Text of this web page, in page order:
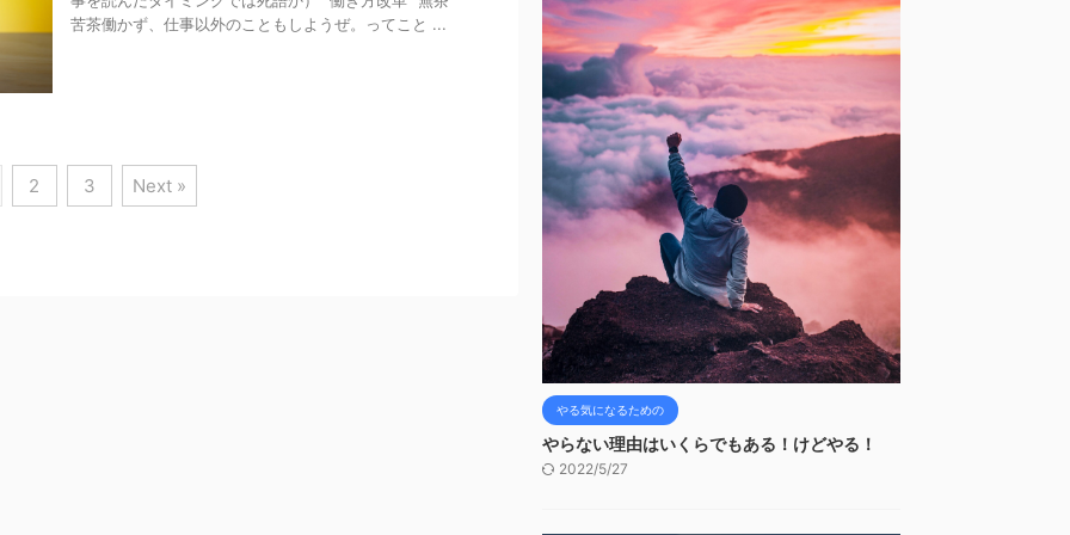
苦茶働かず、仕事以外のこともしようぜ。ってこと ...
2 3 Next »
やる気になるための
やらない理由はいくらでもある！けどやる！
2022/5/27